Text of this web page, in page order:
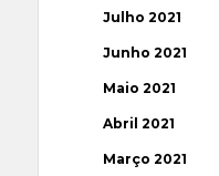
Julho 2021
Junho 2021
Maio 2021
Abril 2021
Março 2021